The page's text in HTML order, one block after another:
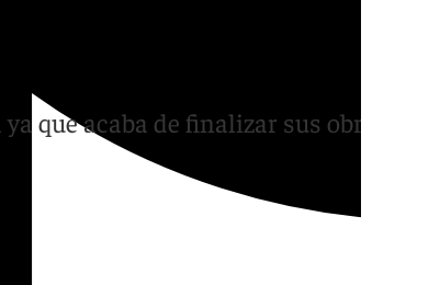
que acaba de finalizar sus obras